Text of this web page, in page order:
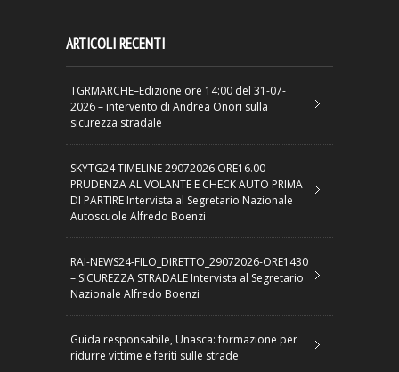
ARTICOLI RECENTI
TGRMARCHE–Edizione ore 14:00 del 31-07-
2026 – intervento di Andrea Onori sulla
sicurezza stradale
SKYTG24 TIMELINE 29072026 ORE16.00
PRUDENZA AL VOLANTE E CHECK AUTO PRIMA
DI PARTIRE Intervista al Segretario Nazionale
Autoscuole Alfredo Boenzi
RAI-NEWS24-FILO_DIRETTO_29072026-ORE1430
– SICUREZZA STRADALE Intervista al Segretario
Nazionale Alfredo Boenzi
Guida responsabile, Unasca: formazione per
ridurre vittime e feriti sulle strade